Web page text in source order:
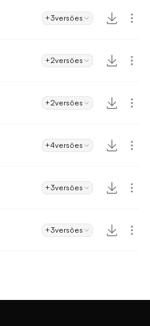
+3versões
+2versões
+2versões
+4versões
+3versões
+3versões